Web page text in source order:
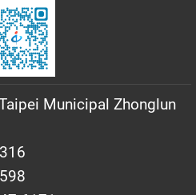
Municipal Zhonglun